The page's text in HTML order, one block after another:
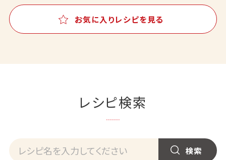
お気に入りレシピを見る
レシピ検索